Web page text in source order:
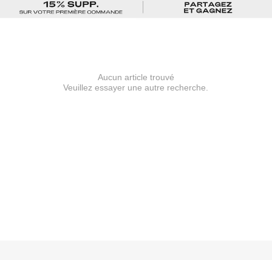
Aucun article trouvé
Veuillez essayer une autre recherche.